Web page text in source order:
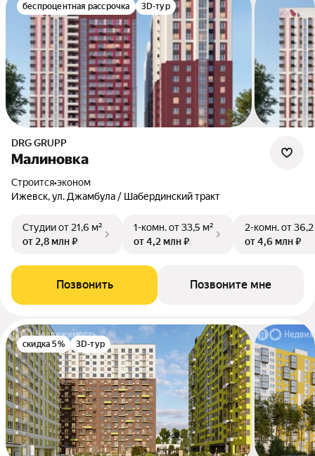
беспроцентная рассрочка 3D-тур
DRG GRUPP
Малиновка
Строится•эконом
Ижевск, ул. Джамбула / Шабердинский тракт
Студииот 21,6 м²
от 2,8 млн ₽
1-комн.от 33,5 м²
от 4,2 млн ₽
2-комн.от
от 4,6 млн ₽
Позвонить Позвоните мне
скидка 5% 3D-тур